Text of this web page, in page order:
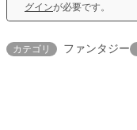
グインが必要です。
カテゴリ ファンタジー